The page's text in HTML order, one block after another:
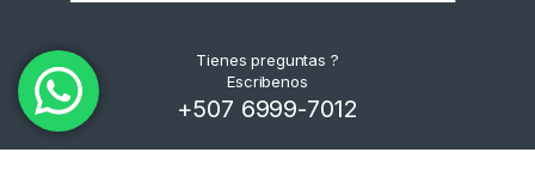
Tienes preguntas ?
Escribenos
+507 6999-7012